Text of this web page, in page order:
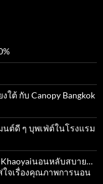
ใต้ กับ Canopy Bangkok
ต์ดี ๆ บุพเฟ่ต์ในโรงแรม
นอนหลับสบาย…
จเรื่องคุณภาพการนอน